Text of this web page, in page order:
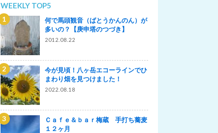
WEEKLY TOP5
何で馬頭観音（ばとうかんのん）が
多いの？【庚申塔のつづき】
2012.08.22
今が見頃！八ヶ岳エコーラインでひ
まわり畑を見つけました！
2022.08.18
Ｃａｆｅ＆ｂａｒ梅蔵 手打ち蕎麦
１２ヶ月